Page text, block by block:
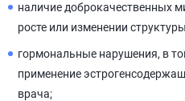
наличие доброкачественных
росте или изменении
гормональные нарушения, в
применение
врача;